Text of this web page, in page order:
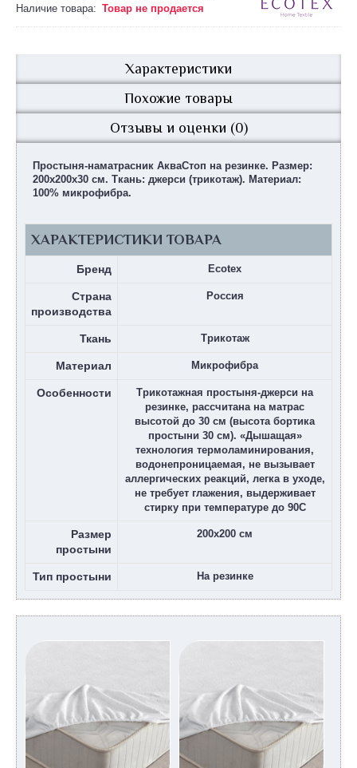
Наличие товара: Товар не продается
Характеристики
Похожие товары
Отзывы и оценки (0)
Простыня-наматрасник АкваСтоп на резинке. Размер:
200х200х30 см. Ткань: джерси (трикотаж). Материал:
100% микрофибра.
ХАРАКТЕРИСТИКИ ТОВАРА
Бренд Ecotex
Страна
производства
Россия
Ткань Трикотаж
Материал Микрофибра
Особенности
Трикотажная простыня-джерси на
резинке, рассчитана на матрас
высотой до 30 см (высота бортика
простыни 30 см). «Дышащая»
технология термоламинирования,
водонепроницаемая, не вызывает
аллергических реакций, легка в уходе,
не требует глажения, выдерживает
стирку при температуре до 90С
Размер
простыни
200х200 см
Тип простыни На резинке